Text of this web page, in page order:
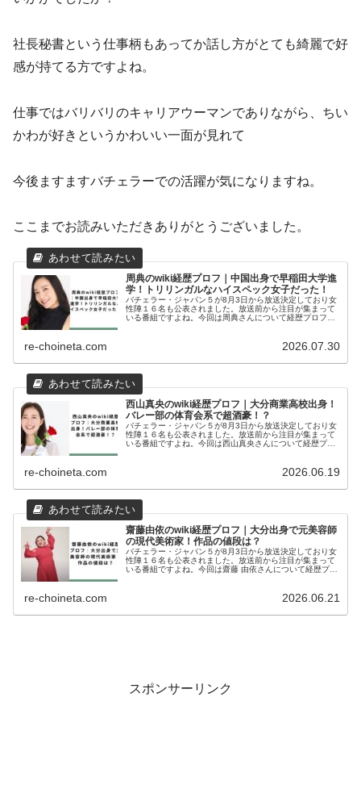
社長秘書という仕事柄もあってか話し方がとても綺麗で好
感が持てる方ですよね。
仕事ではバリバリのキャリアウーマンでありながら、ちい
かわが好きというかわいい一面が見れて
今後ますますバチェラーでの活躍が気になりますね。
ここまでお読みいただきありがとうございました。
周典のwiki経歴プロフ｜中国出身で早稲田大学進
学！トリリンガルなハイスペック女子だった！
バチェラー・ジャパン５が8月3日から放送決定しており女
性陣１６名も公表されました。放送前から注目が集まって
いる番組ですよね。今回は周典さんについて経歴プロフィ
re-choineta.com 2026.07.30
西山真央のwiki経歴プロフ｜大分商業高校出身！
バレー部の体育会系で超酒豪！？
バチェラー・ジャパン５が8月3日から放送決定しており女
性陣１６名も公表されました。放送前から注目が集まって
いる番組ですよね。今回は西山真央さんについて経歴プロ
re-choineta.com 2026.06.19
齋藤由依のwiki経歴プロフ｜大分出身で元美容師
の現代美術家！作品の値段は？
バチェラー・ジャパン５が8月3日から放送決定しており女
性陣１６名も公表されました。放送前から注目が集まって
いる番組ですよね。今回は齋藤 由依さんについて経歴プロ
re-choineta.com 2026.06.21
スポンサーリンク